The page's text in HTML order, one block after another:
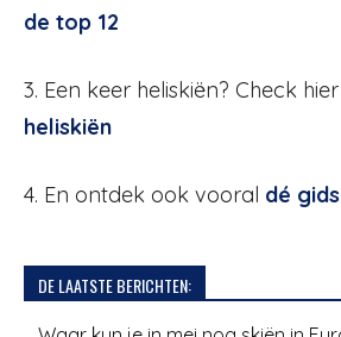
de top 12
3. Een keer heliskiën? Check hier
heliskiën
4. En ontdek ook vooral dé
DE LAATSTE BERICHTEN: